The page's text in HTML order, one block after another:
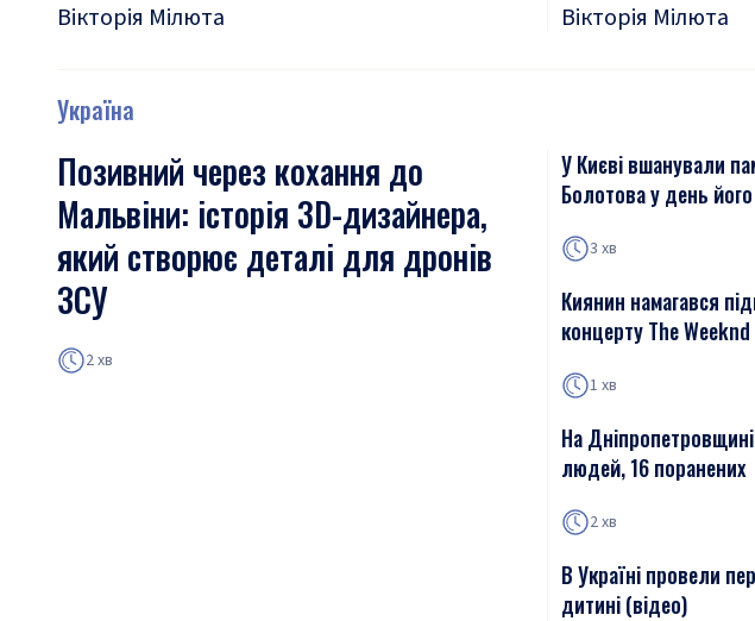
Вікторія Мілюта Вікторія Мілюта
Україна
Позивний через кохання до
Мальвіни: історія 3D-дизайнера,
який створює деталі для дронів
ЗСУ
2 хв
У Києві вшанували
Болотова у день
3 хв
Киянин намагався
концерту The
1 хв
На
людей, 16 поранених
2 хв
В Україні провели
дитині (відео)